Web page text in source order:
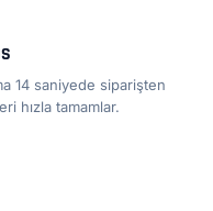
14 saniyede siparişten
hızla tamamlar.